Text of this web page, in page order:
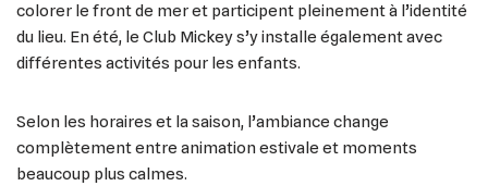
colorer le front de mer et participent pleinement à l’identité
du lieu. En été, le Club Mickey s’y installe également avec
différentes activités pour les enfants.
Selon les horaires et la saison, l’ambiance change
complètement entre animation estivale et moments
beaucoup plus calmes.